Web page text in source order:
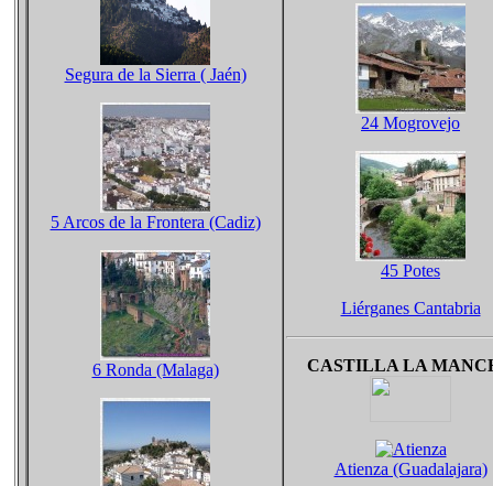
Segura de la Sierra ( Jaén)
5 Arcos de la Frontera (Cadiz)
6 Ronda (Malaga)
24 Mogrovejo
45 Potes
Liérganes Cantabria
CASTILLA LA
Atienza (Guadalajara)